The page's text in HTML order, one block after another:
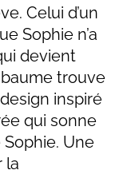
Celui d’un
Sophie n’a
devient
trouve
inspiré
qui sonne
Une
la